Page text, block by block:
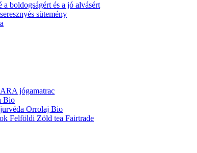
boldogságért és a jó alvásért
sütemény
jógamatrac
Bio
Orrolaj Bio
Felföldi Zöld tea Fairtrade